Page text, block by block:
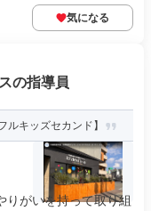
気になる
の指導員
ルキッズセカンド】
りがいを持って取り組